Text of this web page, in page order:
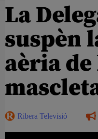
La
suspèn
aèria de
Ribera Televisió